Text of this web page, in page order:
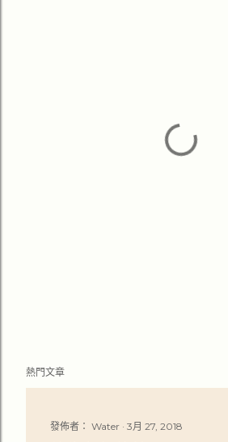
熱門文章
發佈者： Water 3月 27, 2018